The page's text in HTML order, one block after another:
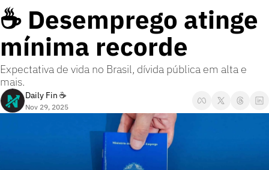
☕ Desemprego atinge
mínima recorde
Expectativa de vida no Brasil, dívida pública em alta e
mais.
Daily Fin ☕
Nov 29, 2025